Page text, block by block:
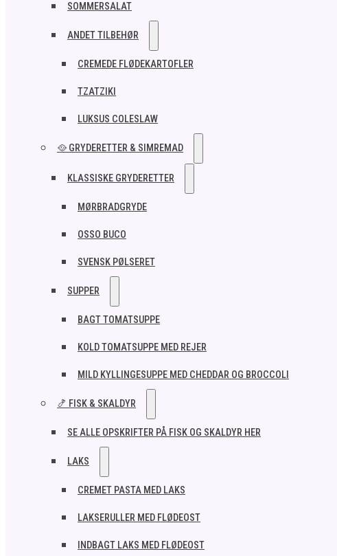
SOMMERSALAT
ANDET TILBEHØR
CREMEDE FLØDEKARTOFLER
TZATZIKI
LUKSUS COLESLAW
🥘 GRYDERETTER & SIMREMAD
KLASSISKE GRYDERETTER
MØRBRADGRYDE
OSSO BUCO
SVENSK PØLSERET
SUPPER
BAGT TOMATSUPPE
KOLD TOMATSUPPE MED REJER
MILD KYLLINGESUPPE MED CHEDDAR OG BROCCOLI
🍤 FISK & SKALDYR
SE ALLE OPSKRIFTER PÅ FISK OG SKALDYR HER
LAKS
CREMET PASTA MED LAKS
LAKSERULLER MED FLØDEOST
INDBAGT LAKS MED FLØDEOST